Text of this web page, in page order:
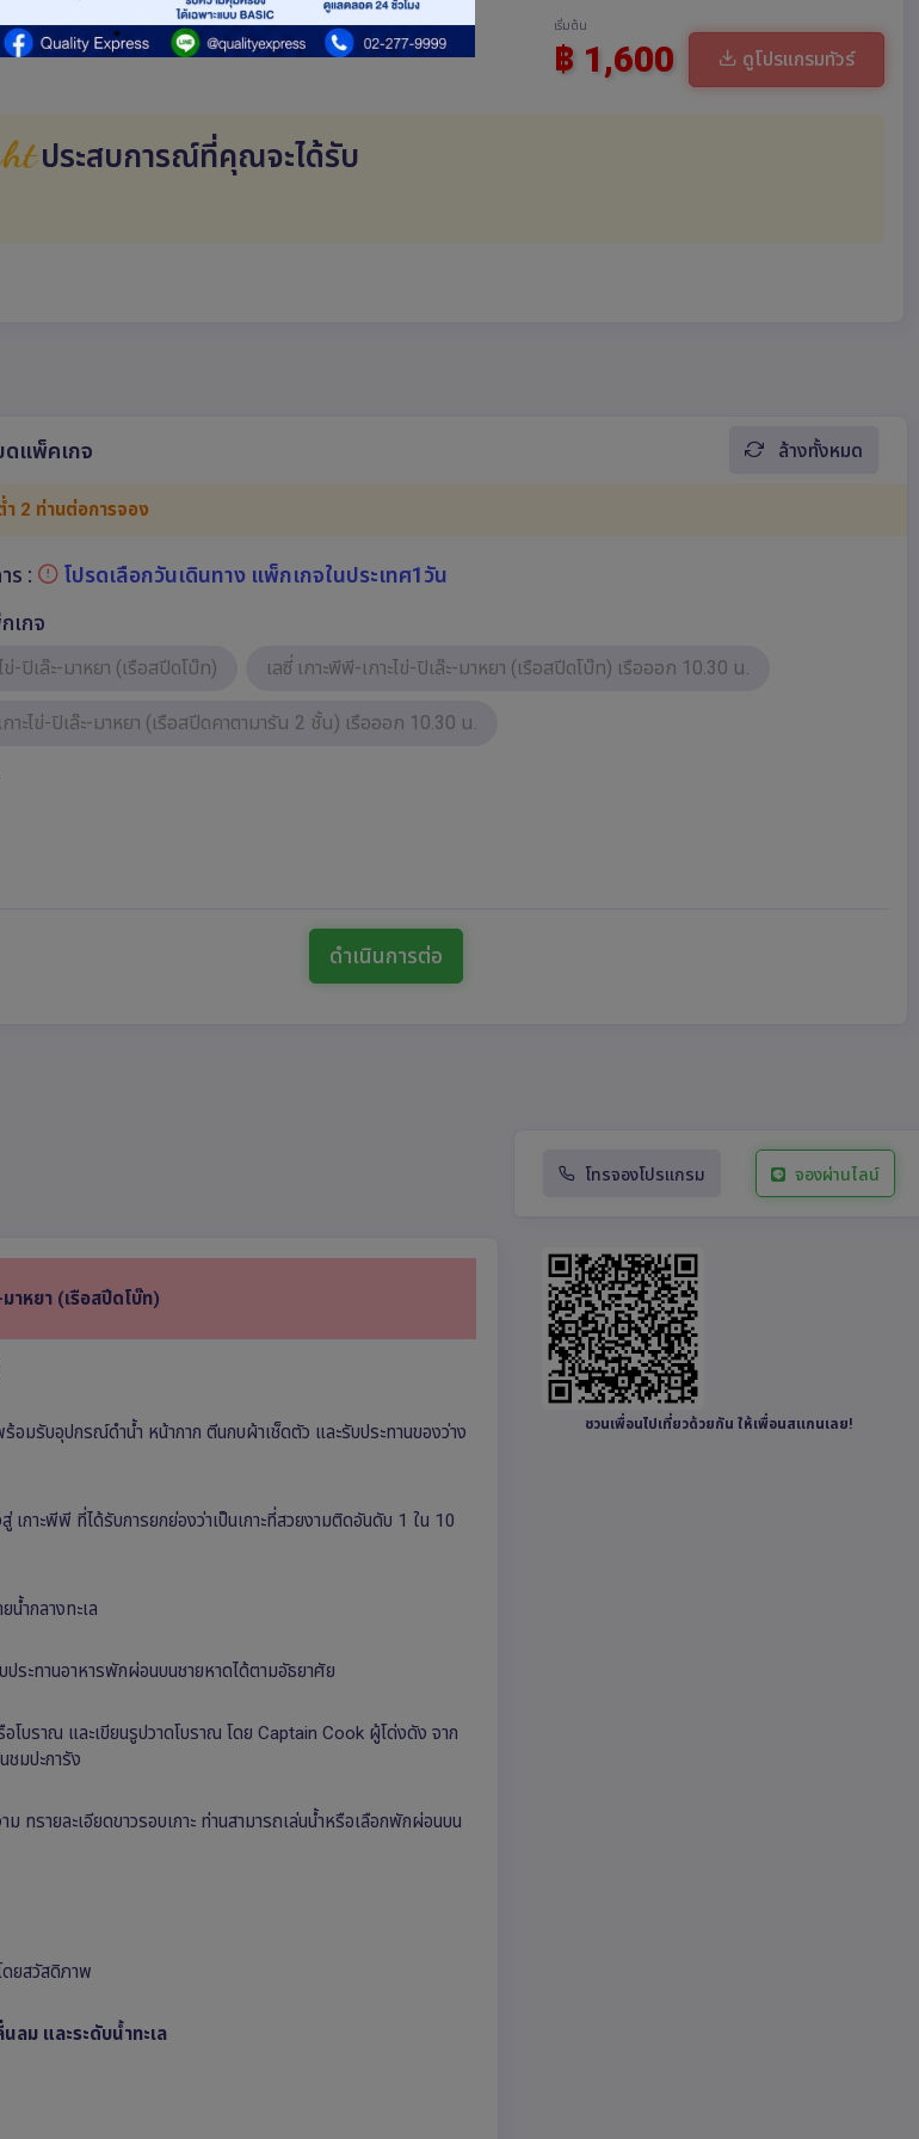
เริ่มต้น
฿ 1,600 ดูโปรแกรมทัวร์
ประสบการณ์ที่คุณจะได้รับ
ดแพ็คเกจ ล้างทั้งหมด
ำ 2 ท่านต่อการจอง
ร :
โปรดเลือกวันเดินทาง แพ็กเกจในประเทศ1วัน
เกจ
ข่-ปิเล๊ะ-มาหยา (เรือสปีดโบ๊ท) เลซี่ เกาะพีพี-เกาะไข่-ปิเล๊ะ-มาหยา (เรือสปีดโบ๊ท) เรือออก 10.30 น.
กาะไข่-ปิเล๊ะ-มาหยา (เรือสปีดคาตามารัน 2 ชั้น) เรือออก 10.30 น.
ดำเนินการต่อ
มาหยา (เรือสปีดโบ๊ท)
มรับอุปกรณ์ดำน้ำ หน้ากาก ตีนกบผ้าเช็ดตัว และรับประทานของว่าง
กาะพีพี ที่ได้รับการยกย่องว่าเป็นเกาะที่สวยงามติดอันดับ 1 ใน 10
น้ำกลางทะเล
ระทานอาหารพักผ่อนบนชายหาดได้ตามอัธยาศัย
โบราณ และเขียนรูปวาดโบราณ โดย Captain Cook ผู้โด่งดัง จาก
ชมปะการัง
ม ทรายละเอียดขาวรอบเกาะ ท่านสามารถเล่นน้ำหรือเลือกพักผ่อนบน
ดยสวัสดิภาพ
ลม และระดับน้ำทะเล
โทรจองโปรแกรม จองผ่านไลน์
ชวนเพื่อนไปเที่ยวด้วยกัน ให้เพื่อนสแกนเลย!